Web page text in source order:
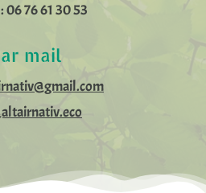
06 76 61 30 53
mail